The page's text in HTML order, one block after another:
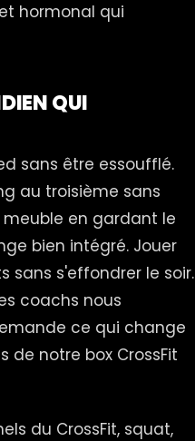
hormonal qui
QUI
sans être essoufflé.
au troisième sans
meuble en gardant le
bien intégré. Jouer
sans s'effondrer le soir.
coachs nous
ce qui change
de notre box CrossFit
du CrossFit, squat,